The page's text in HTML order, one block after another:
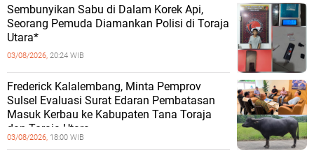
Sembunyikan Sabu di Dalam Korek Api,
Seorang Pemuda Diamankan Polisi di Toraja
Utara*
03/08/2026, 20:24 WIB
Frederick Kalalembang, Minta Pemprov
Sulsel Evaluasi Surat Edaran Pembatasan
Masuk Kerbau ke Kabupaten Tana Toraja
dan Toraja Utara
03/08/2026, 18:00 WIB